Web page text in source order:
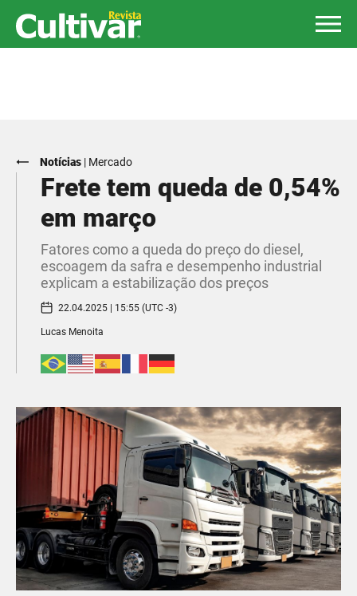
Notícias | Mercado
Frete tem queda de 0,54%
em março
Fatores como a queda do preço do diesel,
escoagem da safra e desempenho industrial
explicam a estabilização dos preços
22.04.2025 | 15:55 (UTC -3)
Lucas Menoita